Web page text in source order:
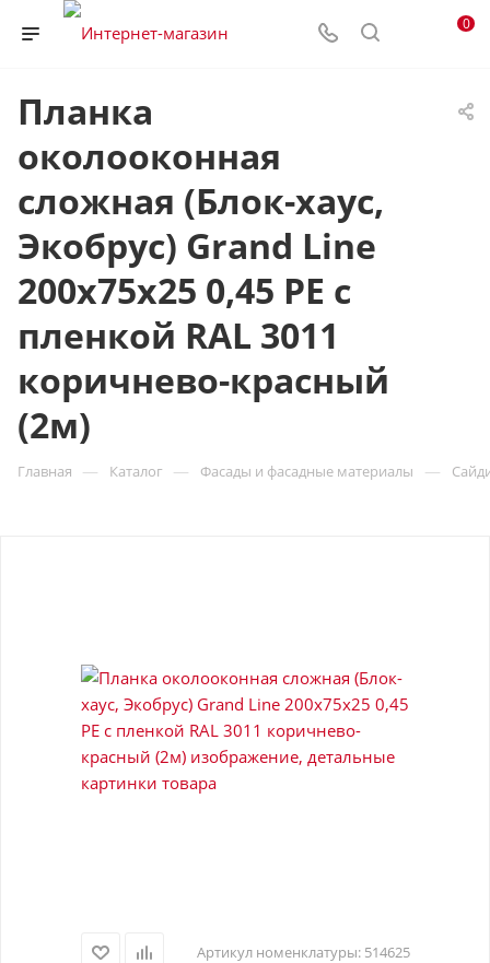
0
Планка
околооконная
сложная (Блок-хаус,
Экобрус) Grand Line
200х75х25 0,45 PE с
пленкой RAL 3011
коричнево-красный
(2м)
Главная — Каталог — Фасады и фасадные материалы —
Артикул номенклатуры: 514625